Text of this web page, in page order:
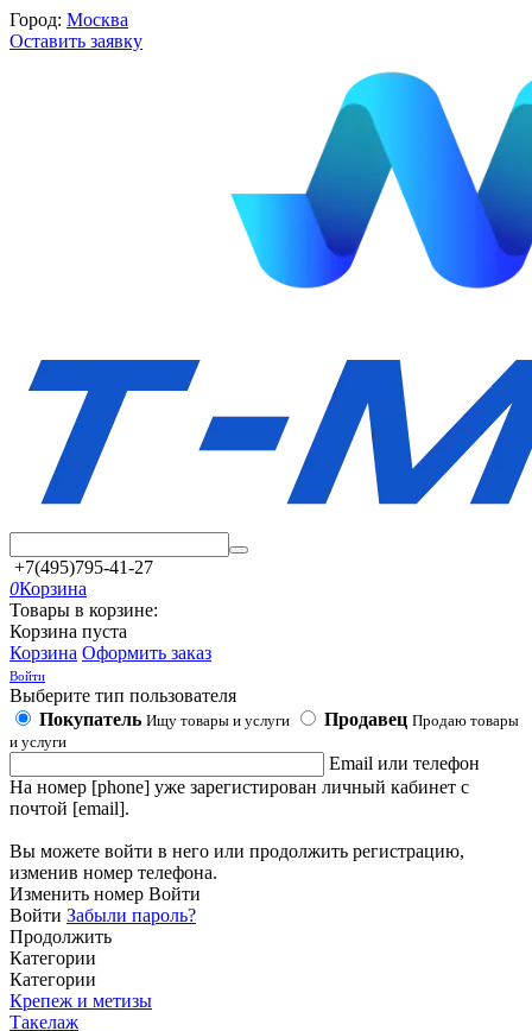
Город: Москва
Оставить заявку
+7(495)795-41-27
0Корзина
Товары в корзине:
Корзина пуста
Корзина Оформить заказ
Войти
Выберите тип пользователя
Покупатель Ищу товары и услуги Продавец Продаю товары
и услуги
Email или телефон
На номер [phone] уже зарегистирован личный кабинет с
почтой [email].
Вы можете войти в него или продолжить регистрацию,
изменив номер телефона.
Изменить номер Войти
Войти Забыли пароль?
Продолжить
Категории
Категории
Крепеж и метизы
Такелаж